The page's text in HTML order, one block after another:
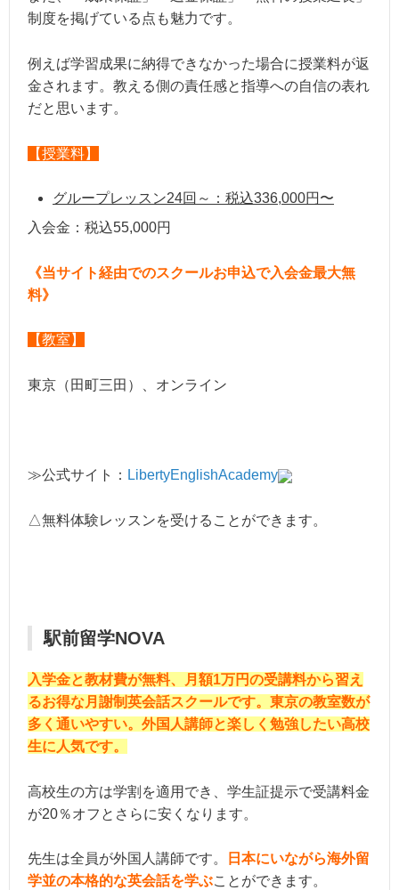
制度を掲げている点も魅力です。
例えば学習成果に納得できなかった場合に授業料が返
金されます。教える側の責任感と指導への自信の表れ
だと思います。
【授業料】
グループレッスン24回～：税込336,000円〜
入会金：税込55,000円
《当サイト経由でのスクールお申込で入会金最大無
料》
【教室】
東京（田町三田）、オンライン
≫公式サイト： LibertyEnglishAcademy
△無料体験レッスンを受けることができます。
駅前留学NOVA
入学金と教材費が無料、月額1万円の受講料から習え
るお得な月謝制英会話スクールです。東京の教室数が
多く通いやすい。外国人講師と楽しく勉強したい高校
生に人気です。
高校生の方は学割を適用でき、学生証提示で受講料金
が20％オフとさらに安くなります。
先生は全員が外国人講師です。
日本にいながら海外留
学並の本格的な英会話を学ぶことができます。